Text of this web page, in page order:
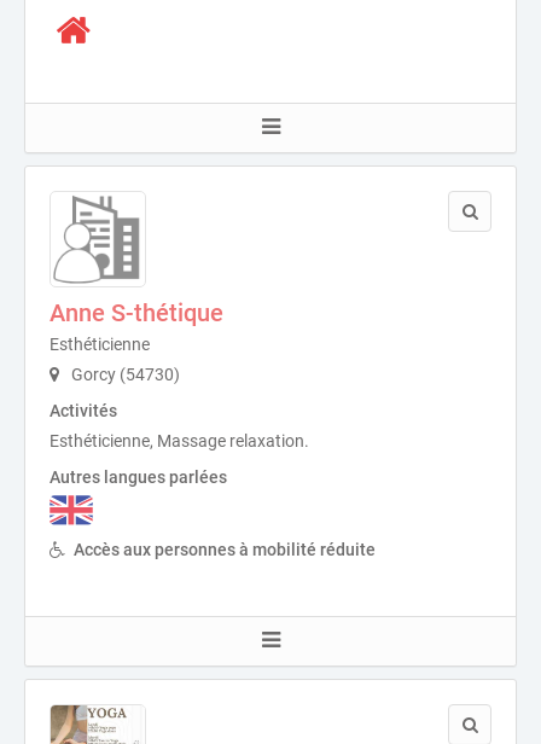
Anne S-thétique
Esthéticienne
Gorcy (54730)
Activités
Esthéticienne, Massage relaxation.
Autres langues parlées
Accès aux personnes à mobilité réduite